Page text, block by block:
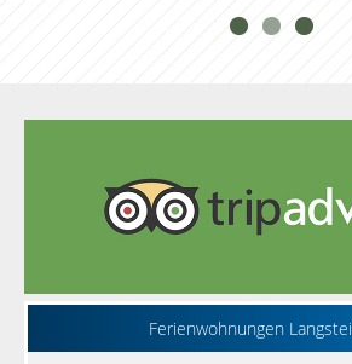
Ferienwohnungen